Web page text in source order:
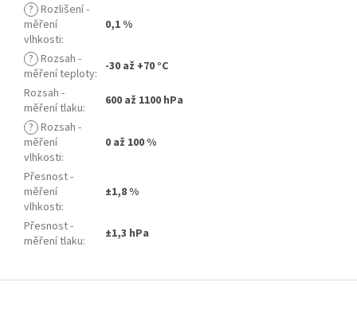
? Rozlišení -
měření
vlhkosti:
0,1 %
? Rozsah -
měření teploty: -30 až +70 °C
Rozsah -
měření tlaku:
600 až 1100 hPa
? Rozsah -
měření
vlhkosti:
0 až 100 %
Přesnost -
měření
vlhkosti:
±1,8 %
Přesnost -
měření tlaku: ±1,3 hPa
Z